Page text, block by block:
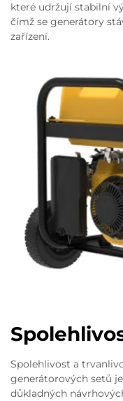
které udržují stabilní
čímž se generátory
zařízení.
Spolehlivost a
generátorových setů
důkladných